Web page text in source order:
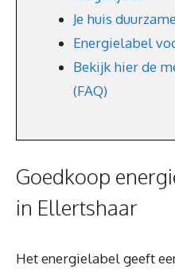
Je huis
Energielabel
Bekijk hier de
(FAQ)
Goedkoop
in Ellertshaar
Het energielabel geeft